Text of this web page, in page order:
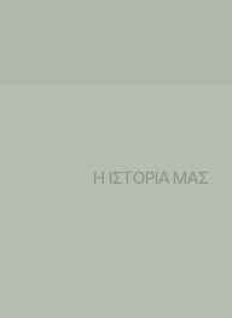
Η ΙΣΤΟΡΙΑ ΜΑΣ